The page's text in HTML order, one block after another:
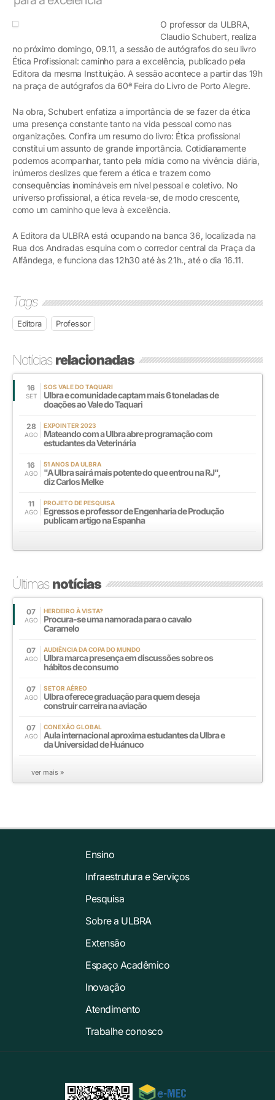
O professor da ULBRA,
Claudio Schubert, realiza
no próximo domingo, 09.11, a sessão de autógrafos do seu livro
Ética Profissional: caminho para a excelência, publicado pela
Editora da mesma Instituição. A sessão acontece a partir das 19h
na praça de autógrafos da 60ª Feira do Livro de Porto Alegre.
Na obra, Schubert enfatiza a importância de se fazer da ética
uma presença constante tanto na vida pessoal como nas
organizações. Confira um resumo do livro: Ética profissional
constitui um assunto de grande importância. Cotidianamente
podemos acompanhar, tanto pela mídia como na vivência diária,
inúmeros deslizes que ferem a ética e trazem como
consequências inomináveis em nível pessoal e coletivo. No
universo profissional, a ética revela-se, de modo crescente,
como um caminho que leva à excelência.
A Editora da ULBRA está ocupando na banca 36, localizada na
Rua dos Andradas esquina com o corredor central da Praça da
Alfândega, e funciona das 12h30 até às 21h., até o dia 16.11.
Tags
Editora Professor
Notíciasrelacionadas
16
SET
SOS VALE DO TAQUARI
Ulbra e comunidade captam mais 6 toneladas de
doações ao Vale do Taquari
28
AGO
EXPOINTER 2023
Mateando com a Ulbra abre programação com
estudantes da Veterinária
16
AGO
51 ANOS DA ULBRA
"A Ulbra sairá mais potente do que entrou na RJ",
diz Carlos Melke
11
AGO
PROJETO DE PESQUISA
Egressos e professor de Engenharia de Produção
publicam artigo na Espanha
Últimasnotícias
07
AGO
HERDEIRO À VISTA?
Procura-se uma namorada para o cavalo
Caramelo
07
AGO
AUDIÊNCIA DA COPA DO MUNDO
Ulbra marca presença em discussões sobre os
hábitos de consumo
07
AGO
SETOR AÉREO
Ulbra oferece graduação para quem deseja
construir carreira na aviação
07
AGO
CONEXÃO GLOBAL
Aula internacional aproxima estudantes da Ulbra e
da Universidad de Huánuco
ver mais »
Ensino
Infraestrutura e Serviços
Pesquisa
Sobre a ULBRA
Extensão
Espaço Acadêmico
Inovação
Atendimento
Trabalhe conosco